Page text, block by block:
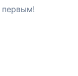
первым!